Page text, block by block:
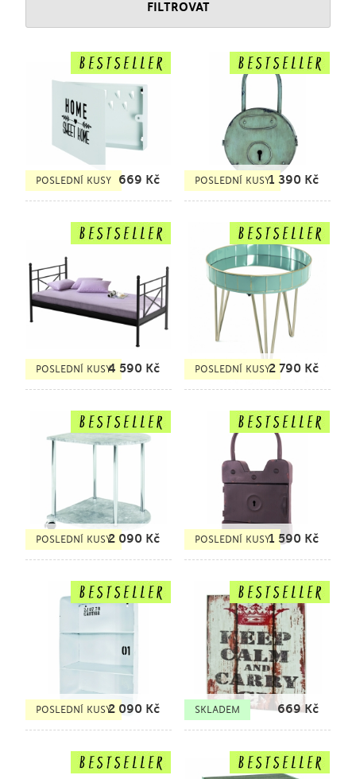
FILTROVAT
POSLEDNÍ KUSY 669 Kč POSLEDNÍ KUSY1 390 Kč
POSLEDNÍ KUSY4 590 Kč POSLEDNÍ KUSY2 790 Kč
POSLEDNÍ KUSY2 090 Kč POSLEDNÍ KUSY1 590 Kč
POSLEDNÍ KUSY2 090 Kč SKLADEM 669 Kč